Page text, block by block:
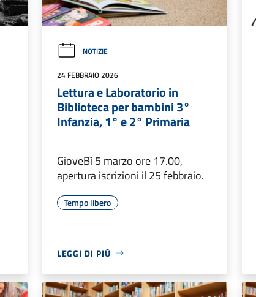
NOTIZIE
24 FEBBRAIO 2026
Lettura e Laboratorio in
Biblioteca per bambini 3°
Infanzia, 1° e 2° Primaria
GioveBì 5 marzo ore 17.00,
apertura iscrizioni il 25 febbraio.
Tempo libero
LEGGI DI PIÙ